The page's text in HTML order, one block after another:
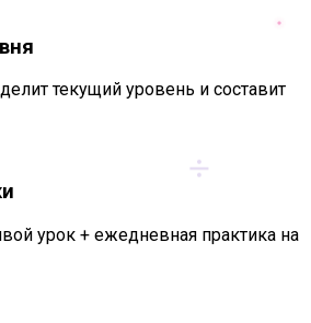
÷
текущий уровень и составит
урок + ежедневная практика на